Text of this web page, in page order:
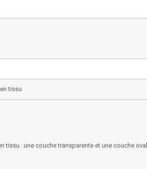
tissu
: une couche transparente et une couche